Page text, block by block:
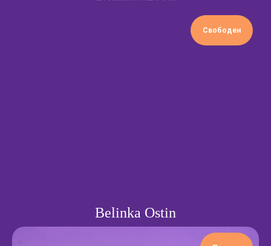
Свободен
Belinka Ostin